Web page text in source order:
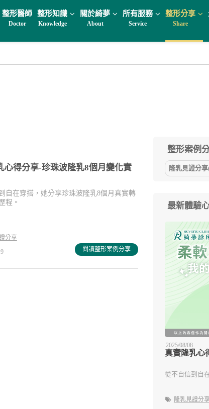
整形醫師
Doctor
整形知識
Knowledge
關於綺夢
About
所有服務
Service
整形分享
Share
心得分享-珍珠波隆乳8個月變化實
自在穿搭，她分享珍珠波隆乳8個月真實轉
程。
分享
9 閱讀整形案例分享
整形案例
隆乳見證分享
最新體驗
2025/08/08
真實隆乳心
從不自信到自
隆乳見證分